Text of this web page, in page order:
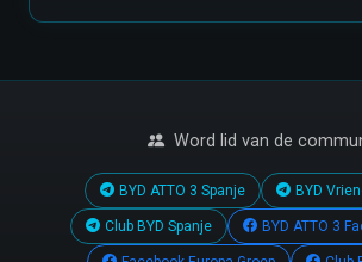
Word lid van de
BYD ATTO 3 Spanje BYD
Club BYD Spanje BYD ATTO 3